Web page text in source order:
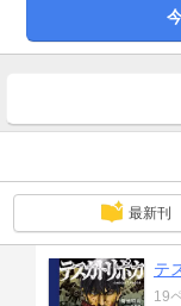
したもので、本編内容は
最新刊
テ
19